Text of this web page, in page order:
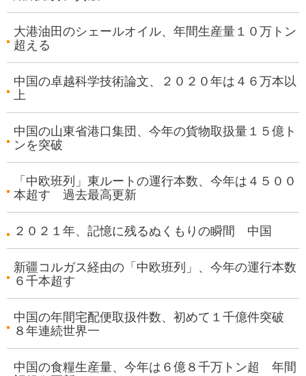
大港油田のシェールオイル、年間生産量１０万トン
超える
中国の卓越科学技術論文、２０２０年は４６万本以
上
中国の山東省港口集団、今年の貨物取扱量１５億ト
ンを突破
「中欧班列」東ルートの運行本数、今年は４５００
本超す 過去最高更新
２０２１年、記憶に残るぬくもりの瞬間 中国
新疆コルガス経由の「中欧班列」、今年の運行本数
６千本超す
中国の年間宅配便取扱件数、初めて１千億件突破
８年連続世界一
中国の食糧生産量、今年は６億８千万トン超 年間